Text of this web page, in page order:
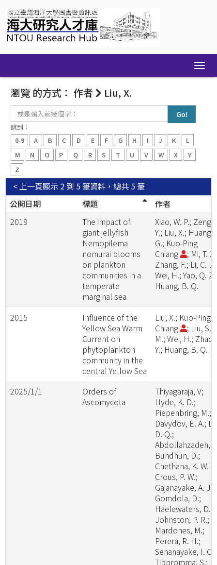
navigation
瀏覽 的方式： 作者 Liu, X.
入
前
幾
個
跳到：
0-9
A B C D E F G H I J K
L
M
N O P Q R S T U V W X
Y
Z
顯示 2 到 5 筆資料，總共 5 筆
< 上一頁
公開日期
標題
作者
2019
The impact of
giant jellyfish
Nemopilema
nomurai blooms
on plankton
communities in a
temperate
marginal sea
Xiao, W. P.; Zeng,
Y.; Liu, X.; Huang,
G.; Kuo-Ping
Chiang
; Mi, T.
Zhang, F.; Li, C. L.;
Wei, H.; Yao, Q.
Huang, B. Q.
2015
Influence of the
Yellow Sea Warm
Current on
phytoplankton
community in the
central Yellow Sea
Liu, X.; Kuo-Ping
Chiang
; Liu, S.
M.; Wei, H.; Zhao,
Y.; Huang, B. Q.
2025/1/1
Orders of
Ascomycota
Thiyagaraja, V;
Hyde, K. D.;
Piepenbring, M.;
Davydov, E. A.;
D. Q.;
Abdollahzadeh,
Bundhun, D.;
Chethana, K. W.
Crous, P. W.;
Gajanayake, A. J.;
Gomdola, D.;
Haelewaters, D.;
Johnston, P. R.;
Mardones, M.;
Perera, R. H.;
Senanayake, I. C.;
Tibpromma, S.;